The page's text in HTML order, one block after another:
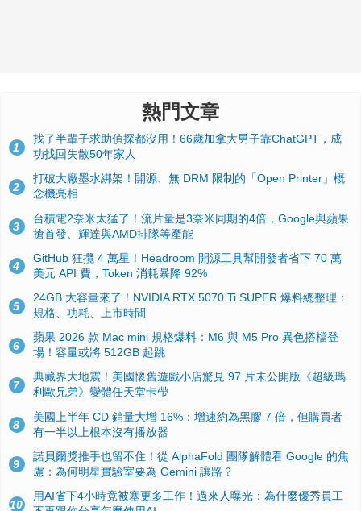
熱門文章
1
找了半輩子求助偵探都沒用！66歲加拿大男子靠ChatGPT，成
功找回失散50年家人
2
打破大廠墨水綁架！開源、無 DRM 限制的「Open Printer」概
念機亮相
3
台積電2奈米太猛了！流片量是3奈米同期的4倍，Google與蘋果
搶首發、輝達與AMD排隊等產能
4
GitHub 狂攬 4 萬星！Headroom 開源工具幫開發者省下 70 萬
美元 API 費，Token 消耗暴降 92%
5
24GB 大容量來了！NVIDIA RTX 5070 Ti SUPER 爆料總整理：
規格、功耗、上市時間
6
蘋果 2026 款 Mac mini 規格爆料：M6 與 M5 Pro 異色搭檔登
場！容量或將 512GB 起跳
7
典藏界大地震！美國懷舊遊戲小店驚見 97 片未公開版《超級瑪
利歐兄弟》變體任天堂卡帶
8
美國上半年 CD 銷量大增 16%：增速約為黑膠 7 倍，但購買者
有一半以上根本沒有播放器
9
諾貝爾獎推手也留不住！從 AlphaFold 團隊解體看 Google 的焦
慮：為何明星實驗室要為 Gemini 讓路？
10
用AI省下4小時竟被塞更多工作！過來人曝光：為什麼優秀員工